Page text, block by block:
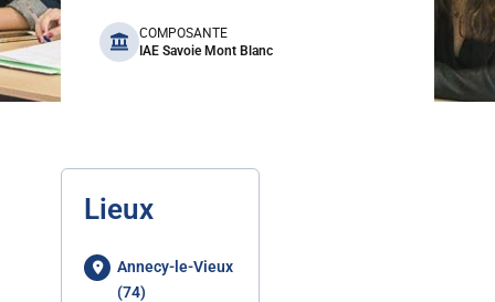
benefits
COMPOSANTE
IAE Savoie Mont Blanc
Lieux
Annecy-le-Vieux
(74)